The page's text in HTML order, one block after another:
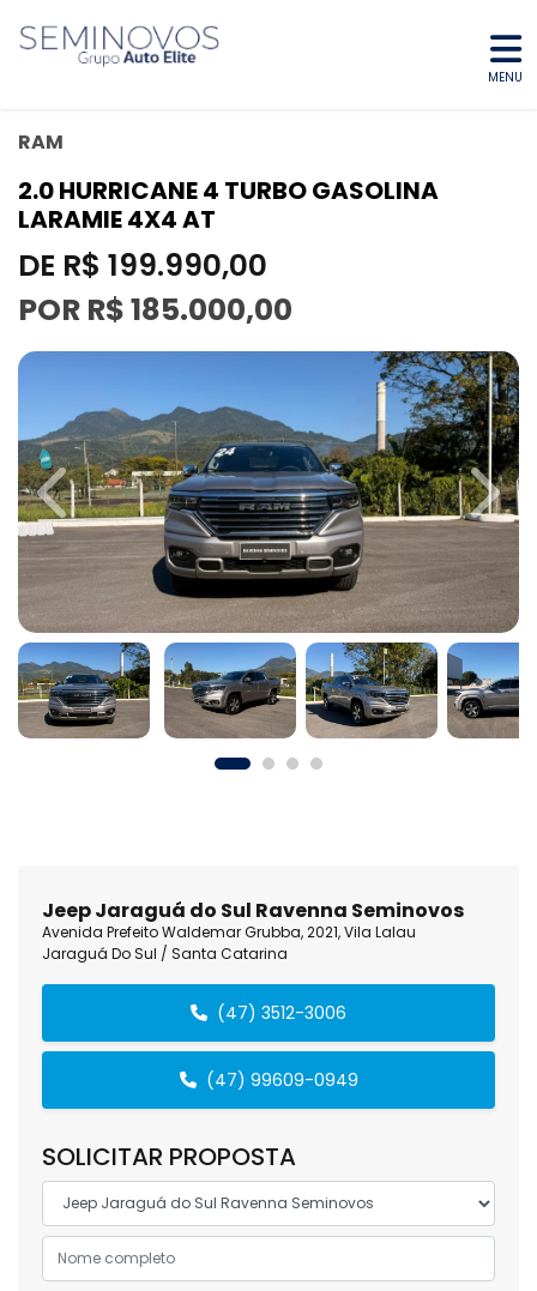
MENU
RAM
2.0 HURRICANE 4 TURBO GASOLINA
LARAMIE 4X4 AT
DE R$ 199.990,00
POR R$ 185.000,00
Previous Next
Jeep Jaraguá do Sul Ravenna Seminovos
Avenida Prefeito Waldemar Grubba, 2021, Vila Lalau
Jaraguá Do Sul / Santa Catarina
(47) 3512-3006
(47) 99609-0949
SOLICITAR PROPOSTA